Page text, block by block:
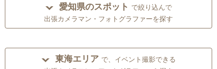
愛知県のスポット で絞り込んで
出張カメラマン・フォトグラファーを探す
東海エリア で、イベント撮影できる